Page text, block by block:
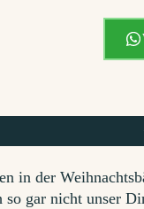
in der
so gar nicht unser